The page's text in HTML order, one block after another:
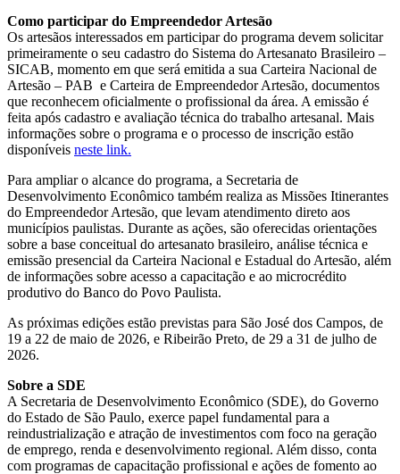
Como participar do Empreendedor Artesão
Os artesãos interessados em participar do programa devem solicitar
primeiramente o seu cadastro do Sistema do Artesanato Brasileiro –
SICAB, momento em que será emitida a sua Carteira Nacional de
Artesão – PAB e Carteira de Empreendedor Artesão, documentos
que reconhecem oficialmente o profissional da área. A emissão é
feita após cadastro e avaliação técnica do trabalho artesanal. Mais
informações sobre o programa e o processo de inscrição estão
disponíveis neste link.
Para ampliar o alcance do programa, a Secretaria de
Desenvolvimento Econômico também realiza as Missões Itinerantes
do Empreendedor Artesão, que levam atendimento direto aos
municípios paulistas. Durante as ações, são oferecidas orientações
sobre a base conceitual do artesanato brasileiro, análise técnica e
emissão presencial da Carteira Nacional e Estadual do Artesão, além
de informações sobre acesso a capacitação e ao microcrédito
produtivo do Banco do Povo Paulista.
As próximas edições estão previstas para São José dos Campos, de
19 a 22 de maio de 2026, e Ribeirão Preto, de 29 a 31 de julho de
2026.
Sobre a SDE
A Secretaria de Desenvolvimento Econômico (SDE), do Governo
do Estado de São Paulo, exerce papel fundamental para a
reindustrialização e atração de investimentos com foco na geração
de emprego, renda e desenvolvimento regional. Além disso, conta
com programas de capacitação profissional e ações de fomento ao